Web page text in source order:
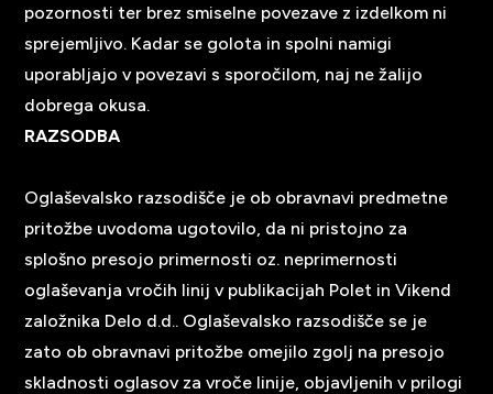
pozornosti ter brez smiselne povezave z izdelkom ni
sprejemljivo. Kadar se golota in spolni namigi
uporabljajo v povezavi s sporočilom, naj ne žalijo
dobrega okusa.
RAZSODBA
Oglaševalsko razsodišče je ob obravnavi predmetne
pritožbe uvodoma ugotovilo, da ni pristojno za
splošno presojo primernosti oz. neprimernosti
oglaševanja vročih linij v publikacijah Polet in Vikend
založnika Delo d.d.. Oglaševalsko razsodišče se je
zato ob obravnavi pritožbe omejilo zgolj na presojo
skladnosti oglasov za vroče linije, objavljenih v prilogi